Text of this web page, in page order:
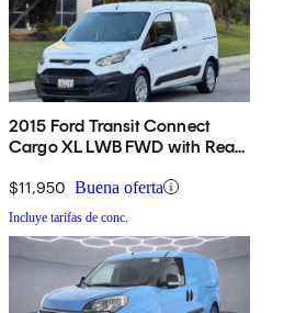
2015 Ford Transit Connect
Cargo XL LWB FWD with Rear
$11,950 Buena oferta
Incluye tarifas de conc.